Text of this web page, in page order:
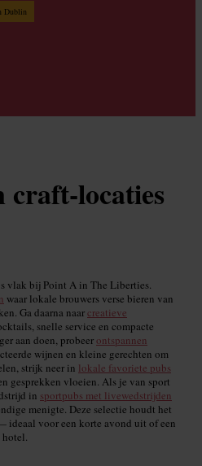
Dublin
craft-locaties
vlak bij Point A in The Liberties.
waar lokale brouwers verse bieren van
Ga daarna naarcreatieve
snelle service en compacte
aan doen, probeerontspannen
wijnen en kleine gerechten om
strijk neer in lokale favoriete pubs
gesprekken vloeien. Als je van sport
in sportpubs met livewedstrijden
menigte. Deze selectie houdt het
ideaal voor een korte avond uit of een